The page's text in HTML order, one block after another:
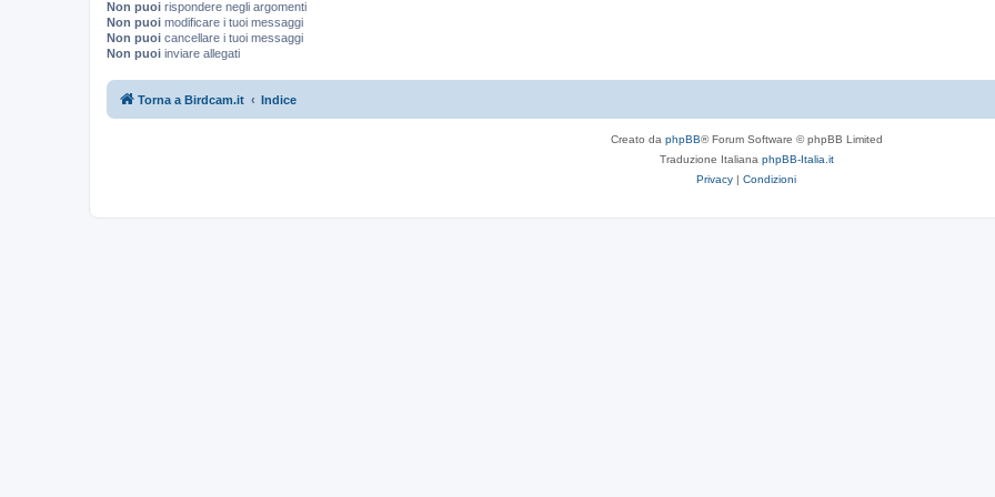
Non puoi rispondere negli argomenti
Non puoi modificare i tuoi messaggi
Non puoi cancellare i tuoi messaggi
Non puoi inviare allegati
Torna a Birdcam.it Indice
Creato da phpBB® Forum Software © phpBB Limited
Traduzione Italiana phpBB-Italia.it
Privacy | Condizioni